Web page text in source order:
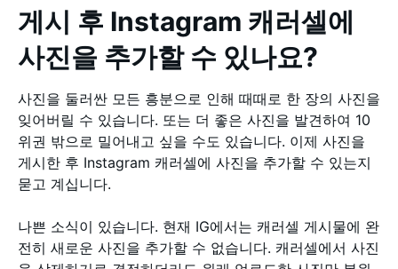
게시 후 Instagram 캐러셀에
사진을 추가할 수 있나요?
사진을 둘러싼 모든 흥분으로 인해 때때로 한 장의 사진을
잊어버릴 수 있습니다. 또는 더 좋은 사진을 발견하여 10
위권 밖으로 밀어내고 싶을 수도 있습니다. 이제 사진을
게시한 후 Instagram 캐러셀에 사진을 추가할 수 있는지
묻고 계십니다.
나쁜 소식이 있습니다. 현재 IG에서는 캐러셀 게시물에 완
전히 새로운 사진을 추가할 수 없습니다. 캐러셀에서 사진